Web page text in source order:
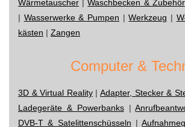
Wärmetauscher |Waschbecken & Zubehör
| Wasserwerke & Pumpen |Werkzeug |
kästen | Zangen
Computer &
3D & Virtual Reality|Adapter, Stecker &
Ladegeräte & Powerbanks|
DVB-T & Satelittenschüsseln |